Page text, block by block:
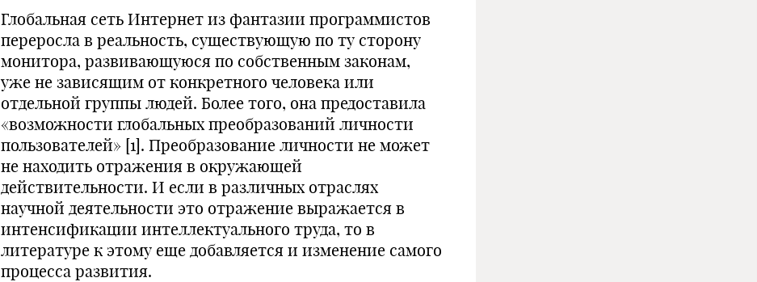
Глобальная сеть Интернет из фантазии программистов
переросла в реальность, существующую по ту сторону
монитора, развивающуюся по собственным законам,
уже не зависящим от конкретного человека или
отдельной группы людей. Более того, она предоставила
«возможности глобальных преобразований личности
пользователей» [1]. Преобразование личности не может
не находить отражения в окружающей
действительности. И если в различных отраслях
научной деятельности это отражение выражается в
интенсификации интеллектуального труда, то в
литературе к этому еще добавляется и изменение самого
процесса развития.